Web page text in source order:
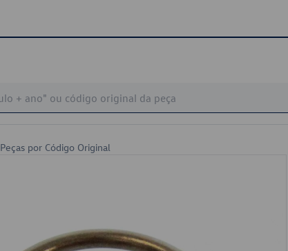
Peças por Código Original